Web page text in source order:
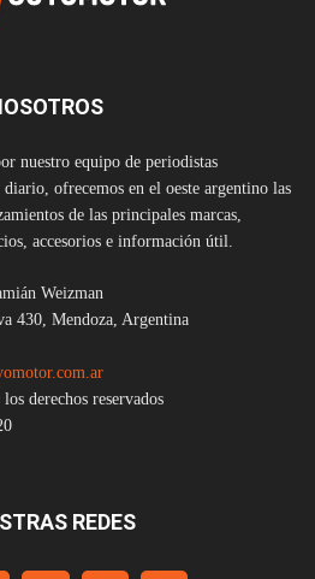
nuestro equipo de periodistas
diario, ofrecemos en el oeste argentino las
de las principales marcas,
accesorios e información útil.
Weizman
430, Mendoza, Argentina
derechos reservados
REDES